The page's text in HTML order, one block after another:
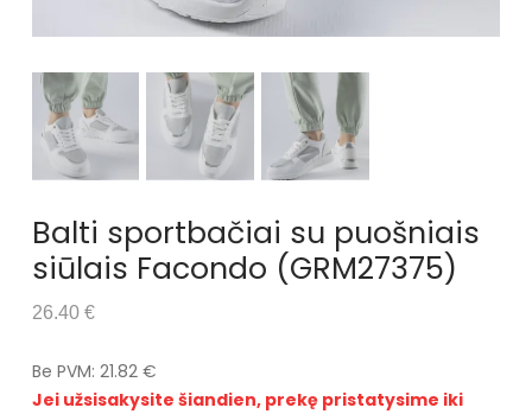
Balti sportbačiai su puošniais
siūlais Facondo (GRM27375)
26.40 €
Be PVM: 21.82 €
Jei užsisakysite šiandien, prekę pristatysime iki